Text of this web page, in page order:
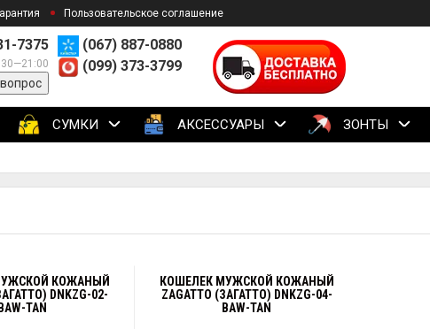
Пользовательское соглашение
7375
(067) 887-0880
(099) 373-3799
СУМКИ АКСЕССУАРЫ ЗОНТЫ
КОЖАНЫЙ
DNKZG-02-
BAW-TAN
КОШЕЛЕК МУЖСКОЙ КОЖАНЫЙ
ZAGATTO (ЗАГАТТО) DNKZG-04-
BAW-TAN